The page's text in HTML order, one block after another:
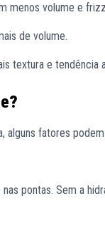
menos volume e
de volume.
textura e tendência
alguns fatores
pontas. Sem a